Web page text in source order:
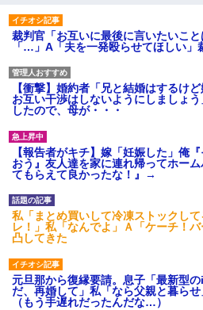
裁判官「お互いに最後に言いたいこ
「…」A「夫を一発殴らせてほしい」
【衝撃】婚約者「兄と結婚はするけ
お互い干渉はしないようにしましょ
したので、母が・・・
【報告者がキチ】嫁「妊娠した」俺
おう』友人達を家に連れ帰ってホー
てもらえて良かったな！』→
私「まとめ買いして冷凍ストックし
レ！」私「なんでよ」Ａ「ケーチ！
凸してきた
元旦那から復縁要請。息子「最新型
だ、再婚して」私「なら父親と暮ら
（もう手遅れだったんだな…）